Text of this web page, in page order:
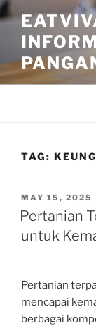
Skip
to
content
TAG:
POSTED
ON
MAY 15, 2025
Pertanian
untuk
Pertanian
mencapai
berbagai